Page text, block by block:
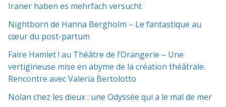
Iraner haben es mehrfach versucht
Nightborn de Hanna Bergholm – Le fantastique au
cœur du post-partum
Faire Hamlet ! au Théâtre de l’Orangerie – Une
vertigineuse mise en abyme de la création théâtrale.
Rencontre avec Valeria Bertolotto
Nolan chez les dieux : une Odyssée qui a le mal de mer